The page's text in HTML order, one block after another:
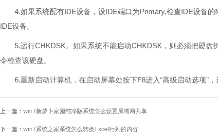
4.如果系统配有IDE设备，设IDE端口为Primary,检查IDE设备的
IDE设备。
5.运行CHKDSK。如果系统不能启动CHKDSK，则必须把硬盘
令检查该硬盘。
6.重新启动计算机，在启动屏幕处按下F8进入“高级启动选项”，
上一篇： win7新萝卜家园纯净版系统怎么设置局域网共享
下一篇： win7系统之家系统怎么转换Excel行列的内容